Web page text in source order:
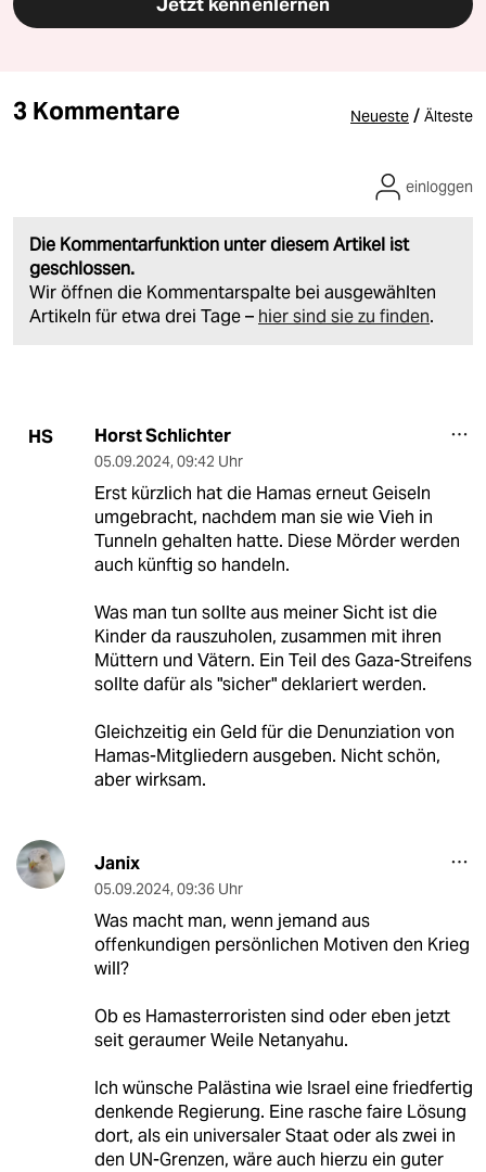
Jetzt kennenlernen
3 Kommentare Neueste / Älteste
Die Kommentarfunktion unter diesem Artikel ist
geschlossen.
Wir öffnen die Kommentarspalte bei ausgewählten
Artikeln für etwa drei Tage – hier sind sie zu finden.
einloggen
HS Horst Schlichter
05.09.2024, 09:42 Uhr
Erst kürzlich hat die Hamas erneut Geiseln
umgebracht, nachdem man sie wie Vieh in
Tunneln gehalten hatte. Diese Mörder werden
auch künftig so handeln.
Was man tun sollte aus meiner Sicht ist die
Kinder da rauszuholen, zusammen mit ihren
Müttern und Vätern. Ein Teil des Gaza-Streifens
sollte dafür als "sicher" deklariert werden.
Gleichzeitig ein Geld für die Denunziation von
Hamas-Mitgliedern ausgeben. Nicht schön,
aber wirksam.
Janix
05.09.2024, 09:36 Uhr
Was macht man, wenn jemand aus
offenkundigen persönlichen Motiven den Krieg
will?
Ob es Hamasterroristen sind oder eben jetzt
seit geraumer Weile Netanyahu.
Ich wünsche Palästina wie Israel eine friedfertig
denkende Regierung. Eine rasche faire Lösung
dort, als ein universaler Staat oder als zwei in
den UN-Grenzen, wäre auch hierzu ein guter